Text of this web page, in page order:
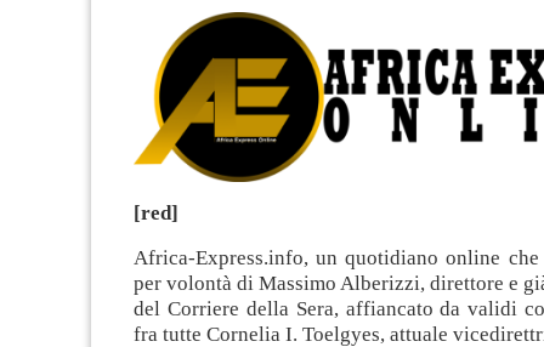
[red]
Africa-Express.info, un quotidiano online che
per volontà di Massimo Alberizzi, direttore e
del Corriere della Sera, affiancato da validi
fra tutte Cornelia I. Toelgyes, attuale